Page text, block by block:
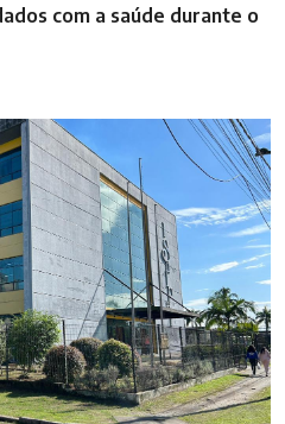
com a saúde durante o